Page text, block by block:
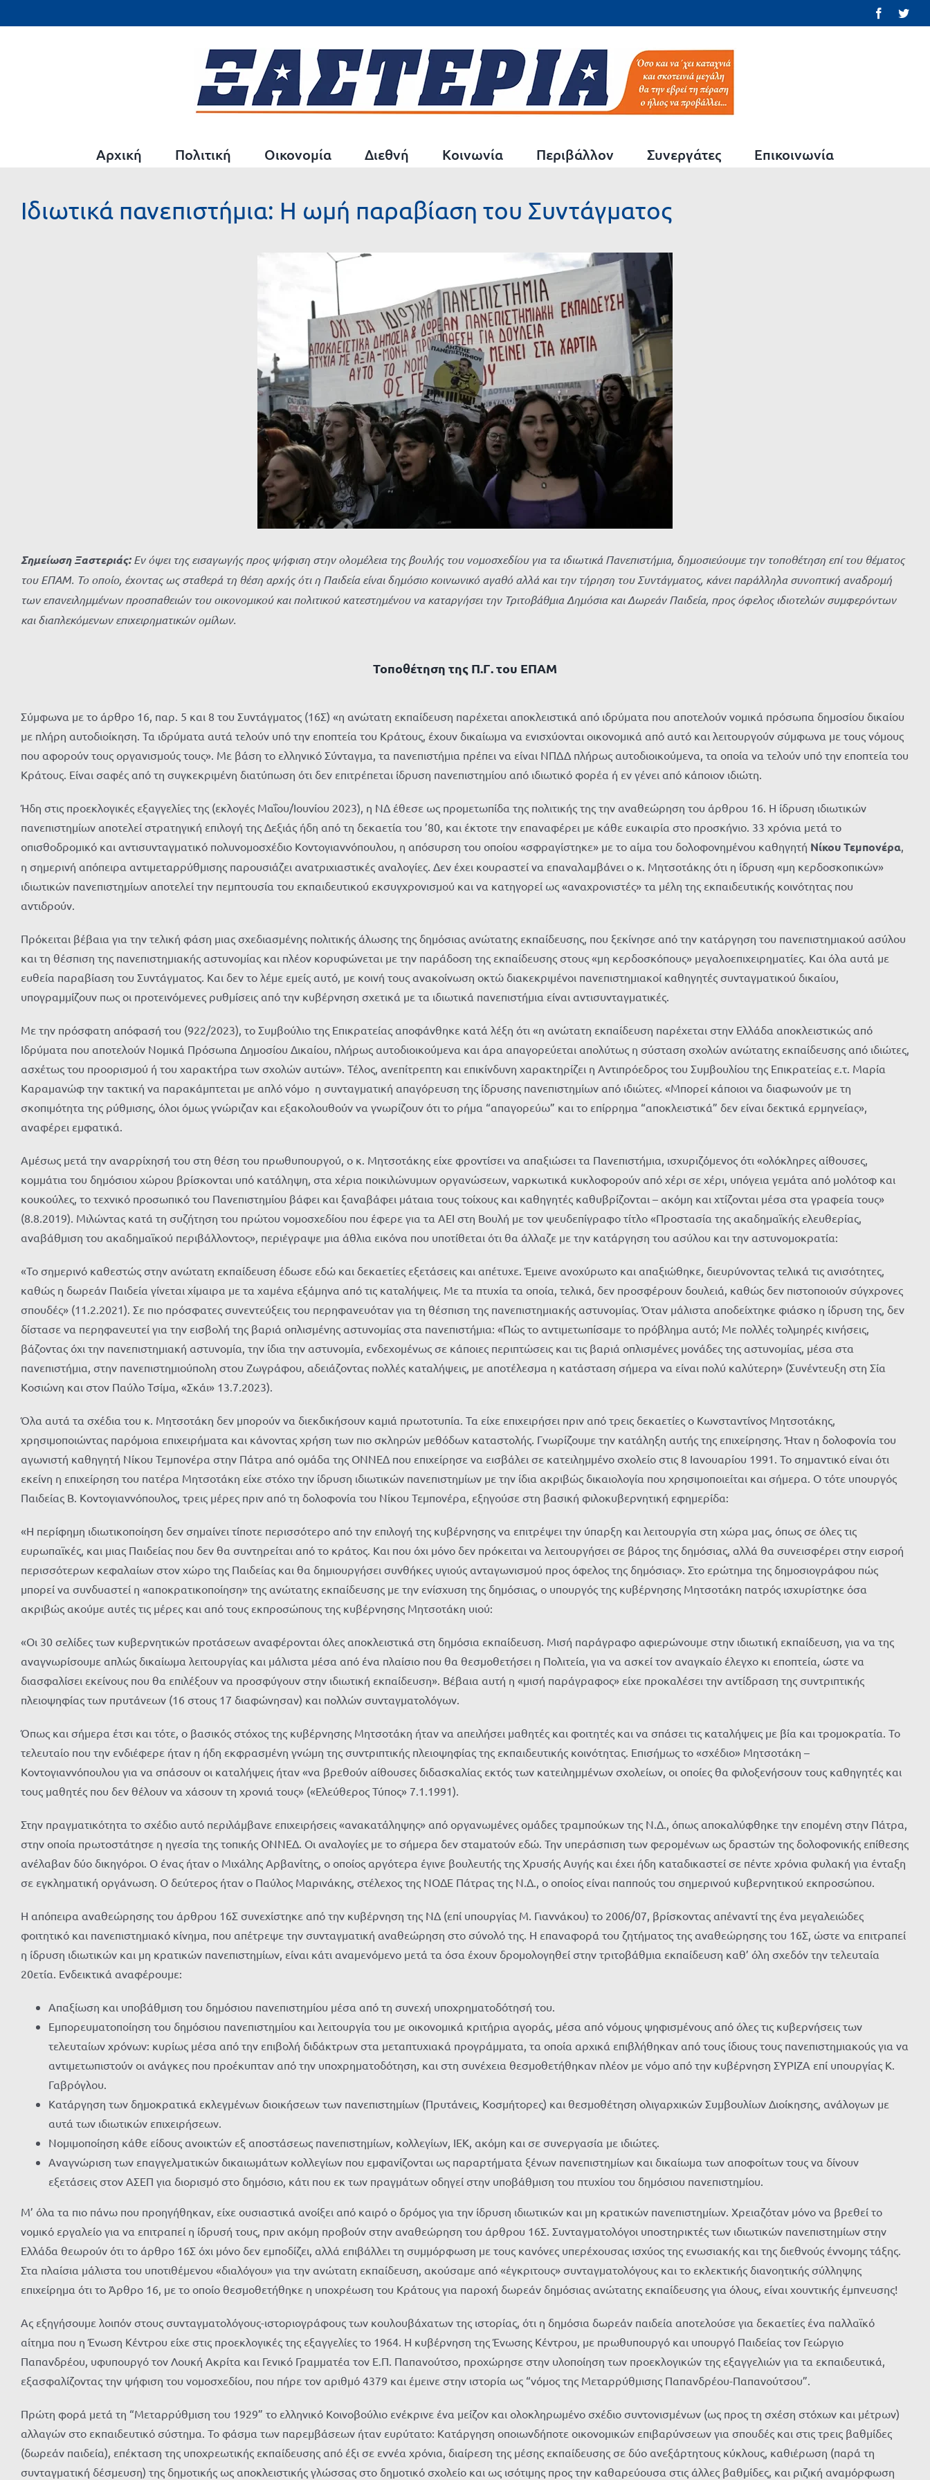
στο
Facebook
Αρχική Πολιτική Οικονομία Διεθνή Κοινωνία Περιβάλλον Συνεργάτες Επικοινωνία
Ιδιωτικά πανεπιστήμια: Η ωμή παραβίαση του Συντάγματος
Σημείωση Ξαστεριάς:Εν όψει της εισαγωγής προς ψήφιση στην ολομέλεια της βουλής του νομοσχεδίου για τα ιδιωτικά Πανεπιστήμια, δημοσιεύουμε την τοποθέτηση επί του θέματος
του ΕΠΑΜ. Το οποίο, έχοντας ως σταθερά τη θέση αρχής ότι η Παιδεία είναι δημόσιο κοινωνικό αγαθό αλλά και την τήρηση του Συντάγματος, κάνει παράλληλα συνοπτική αναδρομή
των επανειλημμένων προσπαθειών του οικονομικού και πολιτικού κατεστημένου να καταργήσει την Τριτοβάθμια Δημόσια και Δωρεάν Παιδεία, προς όφελος ιδιοτελών συμφερόντων
και διαπλεκόμενων επιχειρηματικών ομίλων.
Τοποθέτηση της Π.Γ. του ΕΠΑΜ
Σύμφωνα με το άρθρο 16, παρ. 5 και 8 του Συντάγματος (16Σ) «η ανώτατη εκπαίδευση παρέχεται αποκλειστικά από ιδρύματα που αποτελούν νομικά πρόσωπα δημοσίου δικαίου
με πλήρη αυτοδιοίκηση. Τα ιδρύματα αυτά τελούν υπό την εποπτεία του Κράτους, έχουν δικαίωμα να ενισχύονται οικονομικά από αυτό και λειτουργούν σύμφωνα με τους νόμους
που αφορούν τους οργανισμούς τους». Με βάση το ελληνικό Σύνταγμα, τα πανεπιστήμια πρέπει να είναι ΝΠΔΔ πλήρως αυτοδιοικούμενα, τα οποία να τελούν υπό την εποπτεία του
Κράτους. Είναι σαφές από τη συγκεκριμένη διατύπωση ότι δεν επιτρέπεται ίδρυση πανεπιστημίου από ιδιωτικό φορέα ή εν γένει από κάποιον ιδιώτη.
Ήδη στις προεκλογικές εξαγγελίες της (εκλογές Μαΐου/Ιουνίου 2023), η ΝΔ έθεσε ως προμετωπίδα της πολιτικής της την αναθεώρηση του άρθρου 16. Η ίδρυση ιδιωτικών
πανεπιστημίων αποτελεί στρατηγική επιλογή της Δεξιάς ήδη από τη δεκαετία του ’80, και έκτοτε την επαναφέρει με κάθε ευκαιρία στο προσκήνιο. 33 χρόνια μετά το
οπισθοδρομικό και αντισυνταγματικό πολυνομοσχέδιο Κοντογιαννόπουλου, η απόσυρση του οποίου «σφραγίστηκε» με το αίμα του δολοφονημένου καθηγητή Νίκου Τεμπονέρα
η σημερινή απόπειρα αντιμεταρρύθμισης παρουσιάζει ανατριχιαστικές αναλογίες. Δεν έχει κουραστεί να επαναλαμβάνει ο κ. Μητσοτάκης ότι η ίδρυση «μη κερδοσκοπικών»
ιδιωτικών πανεπιστημίων αποτελεί την πεμπτουσία του εκπαιδευτικού εκσυγχρονισμού και να κατηγορεί ως «αναχρονιστές» τα μέλη της εκπαιδευτικής κοινότητας που
αντιδρούν.
Πρόκειται βέβαια για την τελική φάση μιας σχεδιασμένης πολιτικής άλωσης της δημόσιας ανώτατης εκπαίδευσης, που ξεκίνησε από την κατάργηση του πανεπιστημιακού ασύλου
και τη θέσπιση της πανεπιστημιακής αστυνομίας και πλέον κορυφώνεται με την παράδοση της εκπαίδευσης στους «μη κερδοσκόπους» μεγαλοεπιχειρηματίες. Και όλα αυτά με
ευθεία παραβίαση του Συντάγματος. Και δεν το λέμε εμείς αυτό, με κοινή τους ανακοίνωση οκτώ διακεκριμένοι πανεπιστημιακοί καθηγητές συνταγματικού δικαίου,
υπογραμμίζουν πως οι προτεινόμενες ρυθμίσεις από την κυβέρνηση σχετικά με τα ιδιωτικά πανεπιστήμια είναι αντισυνταγματικές.
Με την πρόσφατη απόφασή του (922/2023), το Συμβούλιο της Επικρατείας αποφάνθηκε κατά λέξη ότι «η ανώτατη εκπαίδευση παρέχεται στην Ελλάδα αποκλειστικώς από
Ιδρύματα που αποτελούν Νομικά Πρόσωπα Δημοσίου Δικαίου, πλήρως αυτοδιοικούμενα και άρα απαγορεύεται απολύτως η σύσταση σχολών ανώτατης εκπαίδευσης από ιδιώτες,
ασχέτως του προορισμού ή του χαρακτήρα των σχολών αυτών». Τέλος, ανεπίτρεπτη και επικίνδυνη χαρακτηρίζει η Αντιπρόεδρος του Συμβουλίου της Επικρατείας ε.τ. Μαρία
Καραμανώφ την τακτική να παρακάμπτεται με απλό νόμο η συνταγματική απαγόρευση της ίδρυσης πανεπιστημίων από ιδιώτες. «Μπορεί κάποιοι να διαφωνούν με τη
σκοπιμότητα της ρύθμισης, όλοι όμως γνώριζαν και εξακολουθούν να γνωρίζουν ότι το ρήμα “απαγορεύω” και το επίρρημα “αποκλειστικά” δεν είναι δεκτικά ερμηνείας»,
αναφέρει εμφατικά.
Αμέσως μετά την αναρρίχησή του στη θέση του πρωθυπουργού, ο κ. Μητσοτάκης είχε φροντίσει να απαξιώσει τα Πανεπιστήμια, ισχυριζόμενος ότι «ολόκληρες αίθουσες,
κομμάτια του δημόσιου χώρου βρίσκονται υπό κατάληψη, στα χέρια ποικιλώνυμων οργανώσεων, ναρκωτικά κυκλοφορούν από χέρι σε χέρι, υπόγεια γεμάτα από μολότοφ και
κουκούλες, το τεχνικό προσωπικό του Πανεπιστημίου βάφει και ξαναβάφει μάταια τους τοίχους και καθηγητές καθυβρίζονται – ακόμη και χτίζονται μέσα στα γραφεία τους»
(8.8.2019). Μιλώντας κατά τη συζήτηση του πρώτου νομοσχεδίου που έφερε για τα ΑΕΙ στη Βουλή με τον ψευδεπίγραφο τίτλο «Προστασία της ακαδημαϊκής ελευθερίας,
αναβάθμιση του ακαδημαϊκού περιβάλλοντος», περιέγραψε μια άθλια εικόνα που υποτίθεται ότι θα άλλαζε με την κατάργηση του ασύλου και την αστυνομοκρατία:
«Το σημερινό καθεστώς στην ανώτατη εκπαίδευση έδωσε εδώ και δεκαετίες εξετάσεις και απέτυχε. Έμεινε ανοχύρωτο και απαξιώθηκε, διευρύνοντας τελικά τις ανισότητες,
καθώς η δωρεάν Παιδεία γίνεται χίμαιρα με τα χαμένα εξάμηνα από τις καταλήψεις. Με τα πτυχία τα οποία, τελικά, δεν προσφέρουν δουλειά, καθώς δεν πιστοποιούν σύγχρονες
σπουδές» (11.2.2021). Σε πιο πρόσφατες συνεντεύξεις του περηφανευόταν για τη θέσπιση της πανεπιστημιακής αστυνομίας. Όταν μάλιστα αποδείχτηκε φιάσκο η ίδρυση της, δεν
δίστασε να περηφανευτεί για την εισβολή της βαριά οπλισμένης αστυνομίας στα πανεπιστήμια: «Πώς το αντιμετωπίσαμε το πρόβλημα αυτό; Με πολλές τολμηρές κινήσεις,
βάζοντας όχι την πανεπιστημιακή αστυνομία, την ίδια την αστυνομία, ενδεχομένως σε κάποιες περιπτώσεις και τις βαριά οπλισμένες μονάδες της αστυνομίας, μέσα στα
πανεπιστήμια, στην πανεπιστημιούπολη στου Ζωγράφου, αδειάζοντας πολλές καταλήψεις, με αποτέλεσμα η κατάσταση σήμερα να είναι πολύ καλύτερη» (Συνέντευξη στη Σία
Κοσιώνη και στον Παύλο Τσίμα, «Σκάι» 13.7.2023).
Όλα αυτά τα σχέδια του κ. Μητσοτάκη δεν μπορούν να διεκδικήσουν καμιά πρωτοτυπία. Τα είχε επιχειρήσει πριν από τρεις δεκαετίες ο Κωνσταντίνος Μητσοτάκης,
χρησιμοποιώντας παρόμοια επιχειρήματα και κάνοντας χρήση των πιο σκληρών μεθόδων καταστολής. Γνωρίζουμε την κατάληξη αυτής της επιχείρησης. Ήταν η δολοφονία του
αγωνιστή καθηγητή Νίκου Τεμπονέρα στην Πάτρα από ομάδα της ΟΝΝΕΔ που επιχείρησε να εισβάλει σε κατειλημμένο σχολείο στις 8 Ιανουαρίου 1991. Το σημαντικό είναι ότι
εκείνη η επιχείρηση του πατέρα Μητσοτάκη είχε στόχο την ίδρυση ιδιωτικών πανεπιστημίων με την ίδια ακριβώς δικαιολογία που χρησιμοποιείται και σήμερα. Ο τότε υπουργός
Παιδείας Β. Κοντογιαννόπουλος, τρεις μέρες πριν από τη δολοφονία του Νίκου Τεμπονέρα, εξηγούσε στη βασική φιλοκυβερνητική εφημερίδα:
«Η περίφημη ιδιωτικοποίηση δεν σημαίνει τίποτε περισσότερο από την επιλογή της κυβέρνησης να επιτρέψει την ύπαρξη και λειτουργία στη χώρα μας, όπως σε όλες τις
ευρωπαϊκές, και μιας Παιδείας που δεν θα συντηρείται από το κράτος. Και που όχι μόνο δεν πρόκειται να λειτουργήσει σε βάρος της δημόσιας, αλλά θα συνεισφέρει στην εισροή
περισσότερων κεφαλαίων στον χώρο της Παιδείας και θα δημιουργήσει συνθήκες υγιούς ανταγωνισμού προς όφελος της δημόσιας». Στο ερώτημα της δημοσιογράφου πώς
μπορεί να συνδυαστεί η «αποκρατικοποίηση» της ανώτατης εκπαίδευσης με την ενίσχυση της δημόσιας, ο υπουργός της κυβέρνησης Μητσοτάκη πατρός ισχυρίστηκε όσα
ακριβώς ακούμε αυτές τις μέρες και από τους εκπροσώπους της κυβέρνησης Μητσοτάκη υιού:
«Οι 30 σελίδες των κυβερνητικών προτάσεων αναφέρονται όλες αποκλειστικά στη δημόσια εκπαίδευση. Μισή παράγραφο αφιερώνουμε στην ιδιωτική εκπαίδευση, για να της
αναγνωρίσουμε απλώς δικαίωμα λειτουργίας και μάλιστα μέσα από ένα πλαίσιο που θα θεσμοθετήσει η Πολιτεία, για να ασκεί τον αναγκαίο έλεγχο κι εποπτεία, ώστε να
διασφαλίσει εκείνους που θα επιλέξουν να προσφύγουν στην ιδιωτική εκπαίδευση». Βέβαια αυτή η «μισή παράγραφος» είχε προκαλέσει την αντίδραση της συντριπτικής
πλειοψηφίας των πρυτάνεων (16 στους 17 διαφώνησαν) και πολλών συνταγματολόγων.
Όπως και σήμερα έτσι και τότε, ο βασικός στόχος της κυβέρνησης Μητσοτάκη ήταν να απειλήσει μαθητές και φοιτητές και να σπάσει τις καταλήψεις με βία και τρομοκρατία. Το
τελευταίο που την ενδιέφερε ήταν η ήδη εκφρασμένη γνώμη της συντριπτικής πλειοψηφίας της εκπαιδευτικής κοινότητας. Επισήμως το «σχέδιο» Μητσοτάκη –
Κοντογιαννόπουλου για να σπάσουν οι καταλήψεις ήταν «να βρεθούν αίθουσες διδασκαλίας εκτός των κατειλημμένων σχολείων, οι οποίες θα φιλοξενήσουν τους καθηγητές και
τους μαθητές που δεν θέλουν να χάσουν τη χρονιά τους» («Ελεύθερος Τύπος» 7.1.1991).
Στην πραγματικότητα το σχέδιο αυτό περιλάμβανε επιχειρήσεις «ανακατάληψης» από οργανωμένες ομάδες τραμπούκων της Ν.Δ., όπως αποκαλύφθηκε την επομένη στην Πάτρα,
στην οποία πρωτοστάτησε η ηγεσία της τοπικής ΟΝΝΕΔ. Οι αναλογίες με το σήμερα δεν σταματούν εδώ. Την υπεράσπιση των φερομένων ως δραστών της δολοφονικής επίθεσης
ανέλαβαν δύο δικηγόροι. Ο ένας ήταν ο Μιχάλης Αρβανίτης, ο οποίος αργότερα έγινε βουλευτής της Χρυσής Αυγής και έχει ήδη καταδικαστεί σε πέντε χρόνια φυλακή για ένταξη
σε εγκληματική οργάνωση. Ο δεύτερος ήταν ο Παύλος Μαρινάκης, στέλεχος της ΝΟΔΕ Πάτρας της Ν.Δ., ο οποίος είναι παππούς του σημερινού κυβερνητικού εκπροσώπου.
Η απόπειρα αναθεώρησης του άρθρου 16Σ συνεχίστηκε από την κυβέρνηση της ΝΔ (επί υπουργίας Μ. Γιαννάκου) το 2006/07, βρίσκοντας απέναντί της ένα μεγαλειώδες
φοιτητικό και πανεπιστημιακό κίνημα, που απέτρεψε την συνταγματική αναθεώρηση στο σύνολό της. Η επαναφορά του ζητήματος της αναθεώρησης του 16Σ, ώστε να επιτραπεί
η ίδρυση ιδιωτικών και μη κρατικών πανεπιστημίων, είναι κάτι αναμενόμενο μετά τα όσα έχουν δρομολογηθεί στην τριτοβάθμια εκπαίδευση καθ’ όλη σχεδόν την τελευταία
20ετία. Ενδεικτικά αναφέρουμε:
Απαξίωση και υποβάθμιση του δημόσιου πανεπιστημίου μέσα από τη συνεχή υποχρηματοδότησή του.
Εμπορευματοποίηση του δημόσιου πανεπιστημίου και λειτουργία του με οικονομικά κριτήρια αγοράς, μέσα από νόμους ψηφισμένους από όλες τις κυβερνήσεις των
τελευταίων χρόνων: κυρίως μέσα από την επιβολή διδάκτρων στα μεταπτυχιακά προγράμματα, τα οποία αρχικά επιβλήθηκαν από τους ίδιους τους πανεπιστημιακούς για να
αντιμετωπιστούν οι ανάγκες που προέκυπταν από την υποχρηματοδότηση, και στη συνέχεια θεσμοθετήθηκαν πλέον με νόμο από την κυβέρνηση ΣΥΡΙΖΑ επί υπουργίας Κ.
Γαβρόγλου.
Κατάργηση των δημοκρατικά εκλεγμένων διοικήσεων των πανεπιστημίων (Πρυτάνεις, Κοσμήτορες) και θεσμοθέτηση ολιγαρχικών Συμβουλίων Διοίκησης, ανάλογων με
αυτά των ιδιωτικών επιχειρήσεων.
Νομιμοποίηση κάθε είδους ανοικτών εξ αποστάσεως πανεπιστημίων, κολλεγίων, ΙΕΚ, ακόμη και σε συνεργασία με ιδιώτες.
Αναγνώριση των επαγγελματικών δικαιωμάτων κολλεγίων που εμφανίζονται ως παραρτήματα ξένων πανεπιστημίων και δικαίωμα των αποφοίτων τους να δίνουν
εξετάσεις στον ΑΣΕΠ για διορισμό στο δημόσιο, κάτι που εκ των πραγμάτων οδηγεί στην υποβάθμιση του πτυχίου του δημόσιου πανεπιστημίου.
Μ’ όλα τα πιο πάνω που προηγήθηκαν, είχε ουσιαστικά ανοίξει από καιρό ο δρόμος για την ίδρυση ιδιωτικών και μη κρατικών πανεπιστημίων. Χρειαζόταν μόνο να βρεθεί το
νομικό εργαλείο για να επιτραπεί η ίδρυσή τους, πριν ακόμη προβούν στην αναθεώρηση του άρθρου 16Σ. Συνταγματολόγοι υποστηρικτές των ιδιωτικών πανεπιστημίων στην
Ελλάδα θεωρούν ότι το άρθρο 16Σ όχι μόνο δεν εμποδίζει, αλλά επιβάλλει τη συμμόρφωση με τους κανόνες υπερέχουσας ισχύος της ενωσιακής και της διεθνούς έννομης τάξης.
Στα πλαίσια μάλιστα του υποτιθέμενου «διαλόγου» για την ανώτατη εκπαίδευση, ακούσαμε από «έγκριτους» συνταγματολόγους και το εκλεκτικής διανοητικής σύλληψης
επιχείρημα ότι το Άρθρο 16, με το οποίο θεσμοθετήθηκε η υποχρέωση του Κράτους για παροχή δωρεάν δημόσιας ανώτατης εκπαίδευσης για όλους, είναι χουντικής έμπνευσης!
Ας εξηγήσουμε λοιπόν στους συνταγματολόγους-ιστοριογράφους των κουλουβάχατων της ιστορίας, ότι η δημόσια δωρεάν παιδεία αποτελούσε για δεκαετίες ένα παλλαϊκό
αίτημα που η Ένωση Κέντρου είχε στις προεκλογικές της εξαγγελίες το 1964. Η κυβέρνηση της Ένωσης Κέντρου, με πρωθυπουργό και υπουργό Παιδείας τον Γεώργιο
Παπανδρέου, υφυπουργό τον Λουκή Ακρίτα και Γενικό Γραμματέα τον Ε.Π. Παπανούτσο, προχώρησε στην υλοποίηση των προεκλογικών της εξαγγελιών για τα εκπαιδευτικά,
εξασφαλίζοντας την ψήφιση του νομοσχεδίου, που πήρε τον αριθμό 4379 και έμεινε στην ιστορία ως “νόμος της Μεταρρύθμισης Παπανδρέου-Παπανούτσου”.
Πρώτη φορά μετά τη “Μεταρρύθμιση του 1929” το ελληνικό Κοινοβούλιο ενέκρινε ένα μείζον και ολοκληρωμένο σχέδιο συντονισμένων (ως προς τη σχέση στόχων και μέτρων)
αλλαγών στο εκπαιδευτικό σύστημα. Το φάσμα των παρεμβάσεων ήταν ευρύτατο: Κατάργηση οποιωνδήποτε οικονομικών επιβαρύνσεων για σπουδές και στις τρεις βαθμίδες
(δωρεάν παιδεία), επέκταση της υποχρεωτικής εκπαίδευσης από έξι σε εννέα χρόνια, διαίρεση της μέσης εκπαίδευσης σε δύο ανεξάρτητους κύκλους, καθιέρωση (παρά τη
συνταγματική δέσμευση) της δημοτικής ως αποκλειστικής γλώσσας στο δημοτικό σχολείο και ως ισότιμης προς την καθαρεύουσα στις άλλες βαθμίδες, και ριζική αναμόρφωση